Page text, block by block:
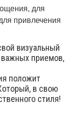
для
привлечения
визуальный
важных приемов,
положит
в свою
стиля!